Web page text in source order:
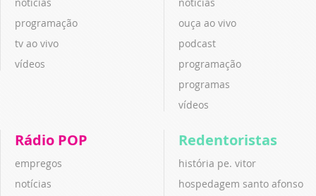
programação
tv ao vivo
vídeos
ouça ao vivo
podcast
programação
programas
vídeos
Rádio POP
empregos
notícias
Redentoristas
história pe. vitor
hospedagem santo afonso